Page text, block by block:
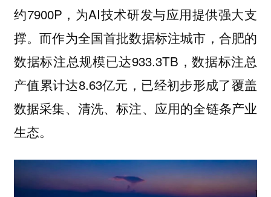
约7900P，为AI技术研发与应用提供强大支
撑。而作为全国首批数据标注城市，合肥的
数据标注总规模已达933.3TB，数据标注总
产值累计达8.63亿元，已经初步形成了覆盖
数据采集、清洗、标注、应用的全链条产业
生态。